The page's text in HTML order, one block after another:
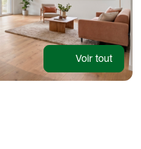
Voir tout